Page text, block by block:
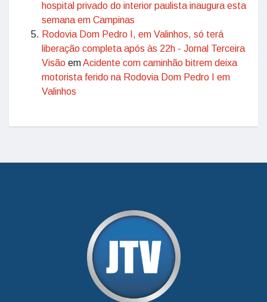
hospital privado do interior paulista inaugura esta
semana em Campinas
Rodovia Dom Pedro I, em Valinhos, só terá
liberação completa após às 22h - Jornal Terceira
Visão emAcidente com caminhão bitrem deixa
motorista ferido na Rodovia Dom Pedro I em
Valinhos